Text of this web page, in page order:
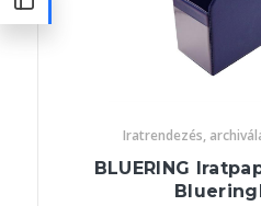
Iratrendezés,
BLUERING